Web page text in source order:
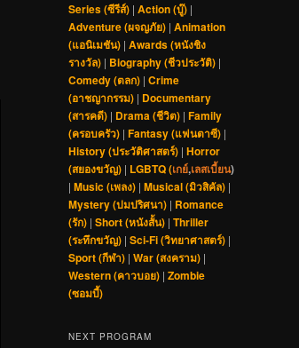
Series (ซีรีส์) | Action (บู๊) |
Adventure (ผจญภัย) | Animation
(แอนิเมชัน) | Awards (หนังชิง
รางวัล) | Biography (ชีวประวัติ) |
Comedy (ตลก) | Crime
(อาชญากรรม) | Documentary
(สารคดี) | Drama (ชีวิต) | Family
(ครอบครัว) | Fantasy (แฟนตาซี) |
History (ประวัติศาสตร์) | Horror
(สยองขวัญ) | LGBTQ (เกย์,เลสเบี้ยน)
| Music (เพลง) | Musical (มิวสิคัล) |
Mystery (ปมปริศนา) | Romance
(รัก) | Short (หนังสั้น) | Thriller
(ระทึกขวัญ) | Sci-Fi (วิทยาศาสตร์) |
Sport (กีฬา) | War (สงคราม) |
Western (คาวบอย) | Zombie
(ซอมบี้)
NEXT PROGRAM